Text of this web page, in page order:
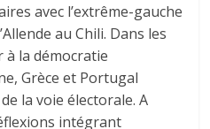
avec l’extrême-gauche
au Chili. Dans les
à la démocratie
Grèce et Portugal
la voie électorale. A
intégrant